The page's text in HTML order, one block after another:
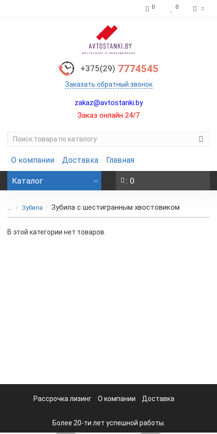
0 0
+375(29) 7774545
Заказать обратный звонок
zakaz@avtostanki.by
Заказ онлайн 24/7
О компании Доставка Главная
Каталог : 0
... Зубила Зубила с шестигранным хвостовиком
В этой категории нет товаров.
Рассрочка лизинг О компании Доставка
Более 20-ти лет успешной работы.